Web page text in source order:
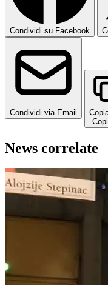
Condividi su Facebook
Condividi via Email
News correlate